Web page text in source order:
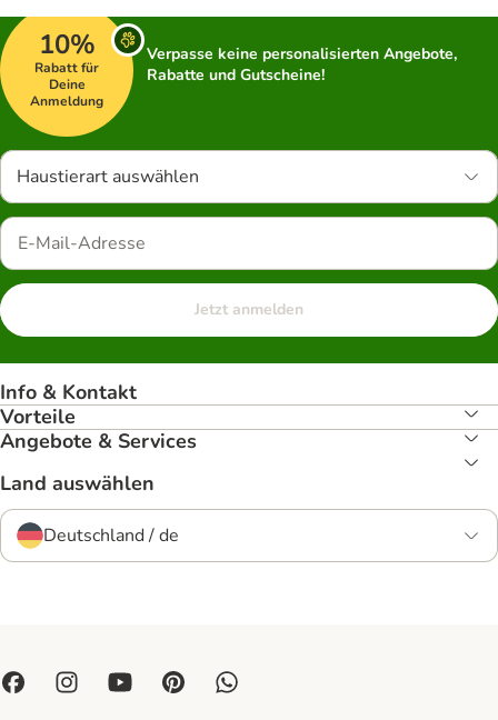
10%
Rabatt für
Deine
Anmeldung
Verpasse keine personalisierten Angebote,
Rabatte und Gutscheine!
Haustierart auswählen
Jetzt anmelden
Info & Kontakt
Vorteile
Angebote & Services
Land auswählen
Deutschland / de